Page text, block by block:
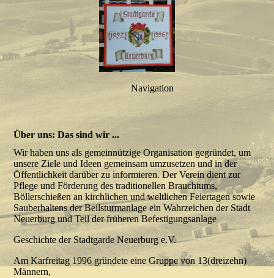
Navigation
Über uns: Das sind wir ...
Wir haben uns als gemeinnützige Organisation gegründet, um
unsere Ziele und Ideen gemeinsam umzusetzen und in der
Öffentlichkeit darüber zu informieren. Der Verein dient zur
Pflege und Förderung des traditionellen Brauchtums,
Böllerschießen an kirchlichen und weltlichen Feiertagen sowie
Sauberhaltens der Beilsturmanlage ein Wahrzeichen der Stadt
Neuerburg und Teil der früheren Befestigungsanlage
Geschichte der Stadtgarde Neuerburg e.V.
Am Karfreitag 1996 gründete eine Gruppe von 13(dreizehn)
Männern,